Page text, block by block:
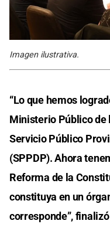
Imagen ilustrativa.
“Lo que hemos
Ministerio Público de
Servicio Público
(SPPDP). Ahora
Reforma de la
constituya en un
corresponde”,